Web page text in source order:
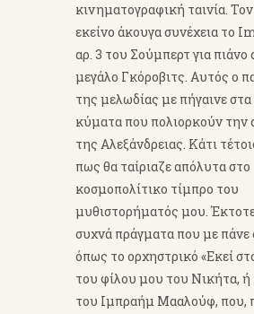
κινηματογραφική ταινία.
εκείνο άκουγα συνέχεια το
αρ. 3 του Σούμπερτ για πιάνο
μεγάλο Γκόροβιτς. Αυτός ο
της μελωδίας με πήγαινε στα
κύματα που πολιορκούν την
της Αλεξάνδρειας. Κάτι
πως θα ταίριαζε απόλυτα στο
κοσμοπολίτικο τίμπρο του
μυθιστορήματός μου.
συχνά πράγματα που με πάνε
όπως το ορχηστρικό «Εκεί
του φίλου μου του Νικήτα,
του Ιμπραήμ Μααλούφ, που,